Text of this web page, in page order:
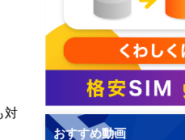
対
おすすめ動画